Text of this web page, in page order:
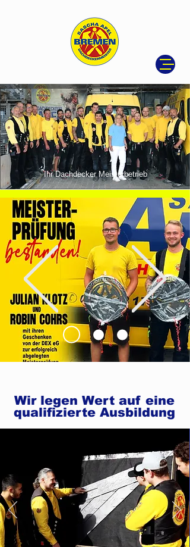
Ihr Dachdecker Meisterbetrieb
Wir legen Wert auf eine
qualifizierte Ausbildung